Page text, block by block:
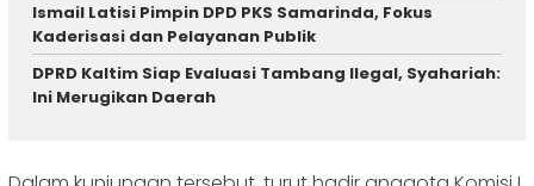
Ismail Latisi Pimpin DPD PKS Samarinda, Fokus
Kaderisasi dan Pelayanan Publik
DPRD Kaltim Siap Evaluasi Tambang Ilegal, Syahariah:
Ini Merugikan Daerah